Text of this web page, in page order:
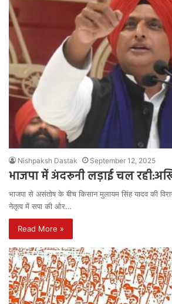
Nishpaksh Dastak September 12, 2025
भाजपा में अंदरूनी लड़ाई चल
भाजपा से असंतोष के बीच किसान मुलायम सिंह यादव की
नेतृत्व में सपा की ओर…
Read More »